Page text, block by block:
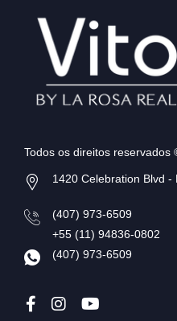
Todos os direitos reservados
1420 Celebration Blvd -
(407) 973-6509
+55 (11) 94836-0802
(407) 973-6509